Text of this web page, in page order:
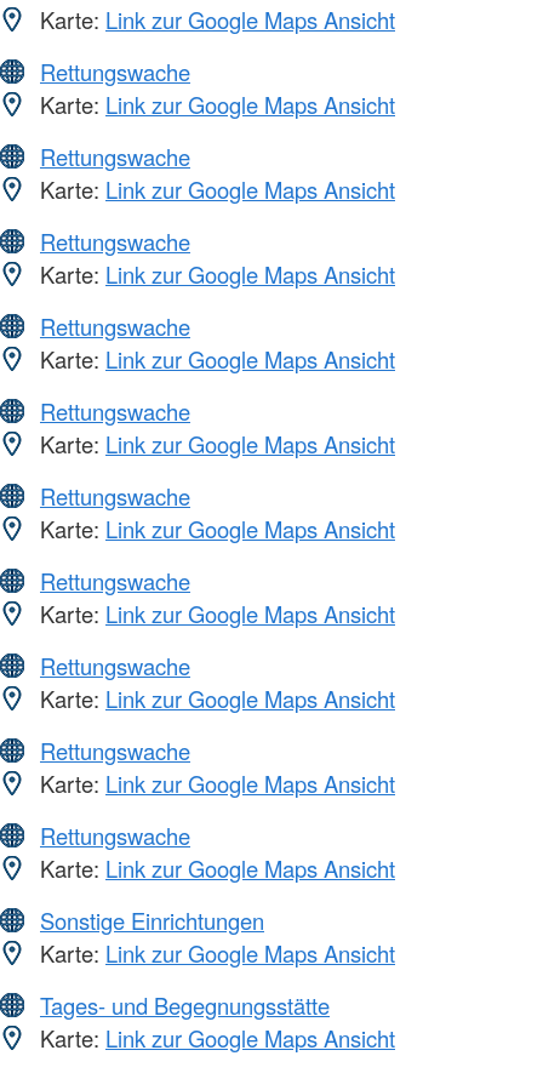
Karte: Link zur Google Maps Ansicht
Rettungswache
Karte: Link zur Google Maps Ansicht
Rettungswache
Karte: Link zur Google Maps Ansicht
Rettungswache
Karte: Link zur Google Maps Ansicht
Rettungswache
Karte: Link zur Google Maps Ansicht
Rettungswache
Karte: Link zur Google Maps Ansicht
Rettungswache
Karte: Link zur Google Maps Ansicht
Rettungswache
Karte: Link zur Google Maps Ansicht
Rettungswache
Karte: Link zur Google Maps Ansicht
Rettungswache
Karte: Link zur Google Maps Ansicht
Rettungswache
Karte: Link zur Google Maps Ansicht
Sonstige Einrichtungen
Karte: Link zur Google Maps Ansicht
Tages- und Begegnungsstätte
Karte: Link zur Google Maps Ansicht